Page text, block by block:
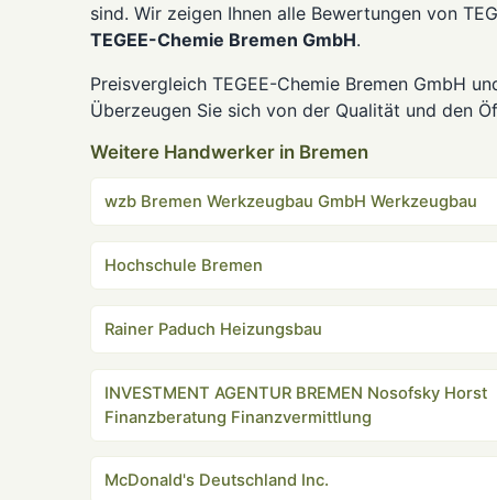
sind. Wir zeigen Ihnen alle Bewertungen von
TEGEE-Chemie Bremen GmbH.
Preisvergleich TEGEE-Chemie Bremen GmbH
Überzeugen Sie sich von der Qualität und den
Weitere Handwerker in Bremen
wzb Bremen Werkzeugbau GmbH Werkzeugbau
Hochschule Bremen
Rainer Paduch Heizungsbau
INVESTMENT AGENTUR BREMEN Nosofsky Horst
Finanzberatung Finanzvermittlung
McDonald's Deutschland Inc.